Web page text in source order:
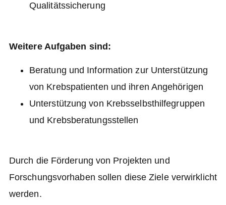
Qualitätssicherung
Weitere Aufgaben sind:
Beratung und Information zur Unterstützung
von Krebspatienten und ihren Angehörigen
Unterstützung von Krebsselbsthilfegruppen
und Krebsberatungsstellen
Durch die Förderung von Projekten und
Forschungsvorhaben sollen diese Ziele verwirklicht
werden.